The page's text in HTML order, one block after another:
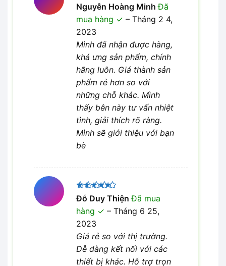
Được xếp
hạng 5
sao
Nguyễn Hoàng MinhĐã
mua hàng
– Tháng 2 4,
2023
Mình đã nhận được hàng,
khá ưng sản phẩm, chính
hãng luôn. Giá thành sản
phẩm rẻ hơn so với
những chỗ khác. Mình
thấy bên này tư vấn nhiệt
tình, giải thích rõ ràng.
Mình sẽ giới thiệu với bạn
bè
Được xếp
hạng 55
sao
Đỗ Duy ThiệnĐã mua
hàng
– Tháng 6 25,
2023
Giá rẻ so với thị trường.
Dễ dàng kết nối với các
thiết bị khác. Hỗ trợ trọn